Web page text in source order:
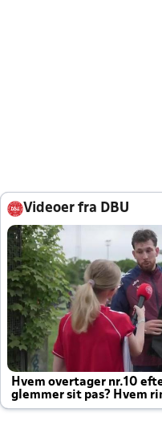
Videoer fra DBU
Hvem overtager nr.10
glemmer sit pas? Hvem
altid til efter kampe?